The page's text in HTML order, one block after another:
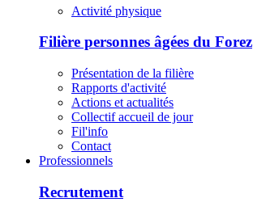
Activité physique
Filière personnes âgées du Forez
Présentation de la filière
Rapports d'activité
Actions et actualités
Collectif accueil de jour
Fil'info
Contact
Professionnels
Recrutement